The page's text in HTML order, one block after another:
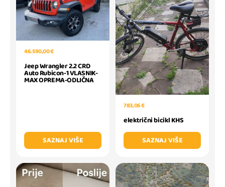
46.590,00 €
Jeep Wrangler 2.2 CRD
Auto Rubicon-1 VLASNIK-
MAX OPREMA-ODLIČNA
SAZNAJ VIŠE
783,06 €
električni bicikl KHS
SAZNAJ VIŠE